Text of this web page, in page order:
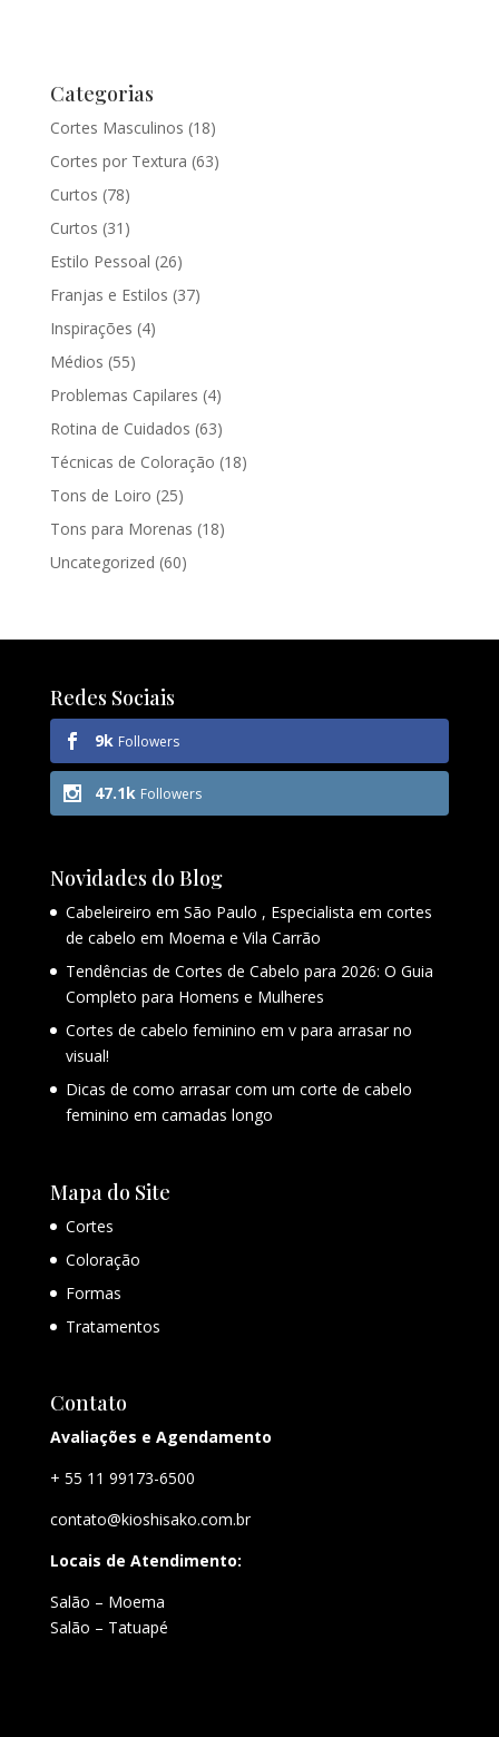
Categorias
Cortes Masculinos (18)
Cortes por Textura (63)
Curtos (78)
Curtos (31)
Estilo Pessoal (26)
Franjas e Estilos (37)
Inspirações (4)
Médios (55)
Problemas Capilares (4)
Rotina de Cuidados (63)
Técnicas de Coloração (18)
Tons de Loiro (25)
Tons para Morenas (18)
Uncategorized (60)
Redes Sociais
9k Followers
47.1k Followers
Novidades do Blog
Cabeleireiro em São Paulo , Especialista em cortes
de cabelo em Moema e Vila Carrão
Tendências de Cortes de Cabelo para 2026: O Guia
Completo para Homens e Mulheres
Cortes de cabelo feminino em v para arrasar no
visual!
Dicas de como arrasar com um corte de cabelo
feminino em camadas longo
Mapa do Site
Cortes
Coloração
Formas
Tratamentos
Contato
Avaliações e Agendamento
+ 55 11 99173-6500
contato@kioshisako.com.br
Locais de Atendimento:
Salão – Moema
Salão – Tatuapé